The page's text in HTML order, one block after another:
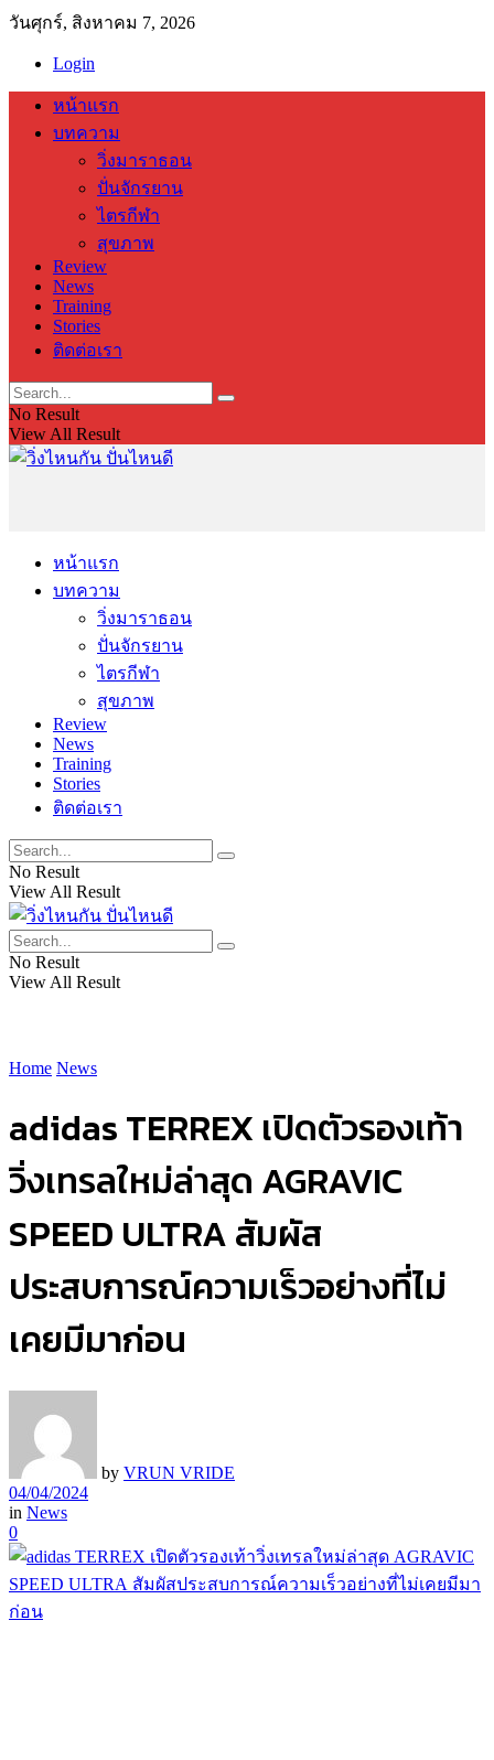
วันศุกร์, สิงหาคม 7, 2026
Login
หน้าแรก
บทความ
วิ่งมาราธอน
ปั่นจักรยาน
ไตรกีฬา
สุขภาพ
Review
News
Training
Stories
ติดต่อเรา
No Result
View All Result
หน้าแรก
บทความ
วิ่งมาราธอน
ปั่นจักรยาน
ไตรกีฬา
สุขภาพ
Review
News
Training
Stories
ติดต่อเรา
No Result
View All Result
No Result
View All Result
Home News
adidas TERREX เปิดตัวรองเท้า
วิ่งเทรลใหม่ล่าสุด AGRAVIC
SPEED ULTRA สัมผัส
ประสบการณ์ความเร็วอย่างที่ไม่
เคยมีมาก่อน
by VRUN VRIDE
04/04/2024
in News
0